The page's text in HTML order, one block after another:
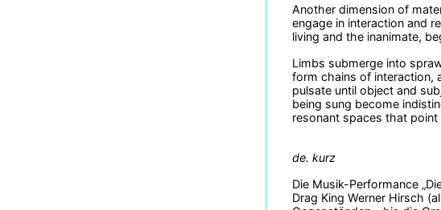
Another dimension of
engage in interaction and
living and the inanimate,
Limbs submerge into
form chains of interaction,
pulsate until object and
being sung become
resonant spaces that
de. kurz
Die Musik-Performance
Drag King Werner Hirsch